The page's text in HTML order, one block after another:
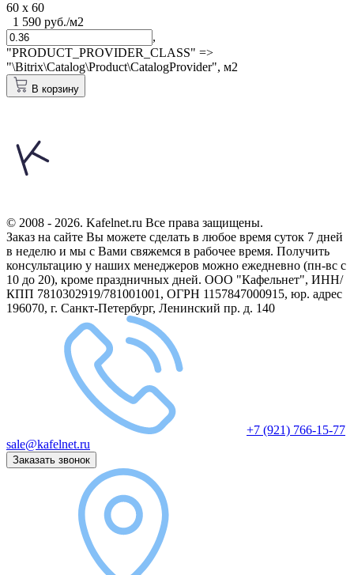
60 x 60
1 590 руб./м2
,
"PRODUCT_PROVIDER_CLASS" =>
"\Bitrix\Catalog\Product\CatalogProvider", м2
В корзину
© 2008 - 2026. Kafelnet.ru Все права защищены.
Заказ на сайте Вы можете сделать в любое время суток 7 дней
в неделю и мы с Вами свяжемся в рабочее время. Получить
консультацию у наших менеджеров можно ежедневно (пн-вс с
10 до 20), кроме праздничных дней. ООО "Кафельнет", ИНН/
КПП 7810302919/781001001, ОГРН 1157847000915, юр. адрес
196070, г. Санкт-Петербург, Ленинский пр. д. 140
+7 (921) 766-15-77
sale@kafelnet.ru
Заказать звонок